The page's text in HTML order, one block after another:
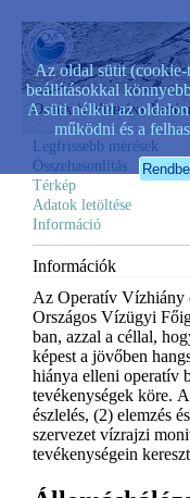
Operatív Vízhiány
Legfrissebb mérések
Összehasonlítás
Térkép
Adatok letöltése
Információ
Információk
Az Operatív Vízhiány
Országos Vízügyi
ban, azzal a céllal,
képest a jövőben
hiánya elleni operatív
tevékenységek köre.
észlelés, (2) elemzés
szervezet vízrajzi
tevékenységein
Az oldal sütit (cookie-
beállításokkal
A süti nélkül az
működni és a